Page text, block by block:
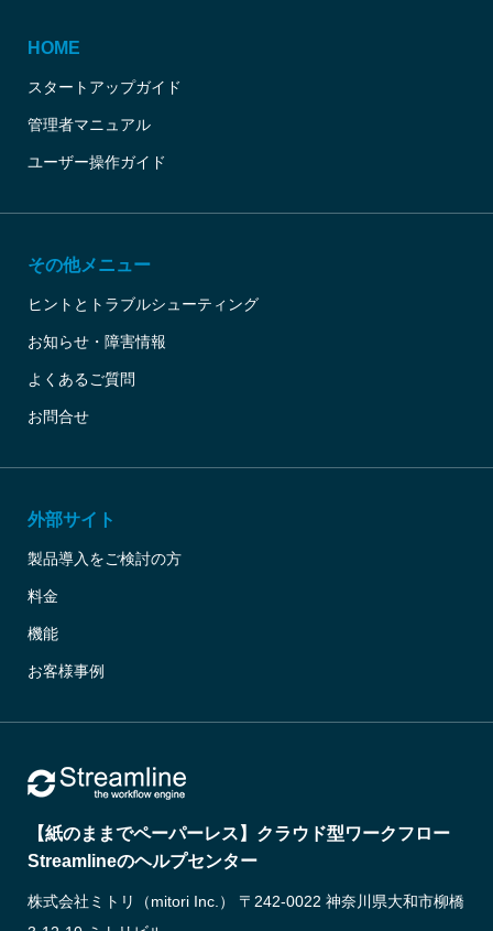
HOME
スタートアップガイド
管理者マニュアル
ユーザー操作ガイド
その他メニュー
ヒントとトラブルシューティング
お知らせ・障害情報
よくあるご質問
お問合せ
外部サイト
製品導入をご検討の方
料金
機能
お客様事例
【紙のままでペーパーレス】クラウド型ワークフロー
Streamlineのヘルプセンター
株式会社ミトリ（mitori Inc.） 〒242-0022 神奈川県大和市柳橋